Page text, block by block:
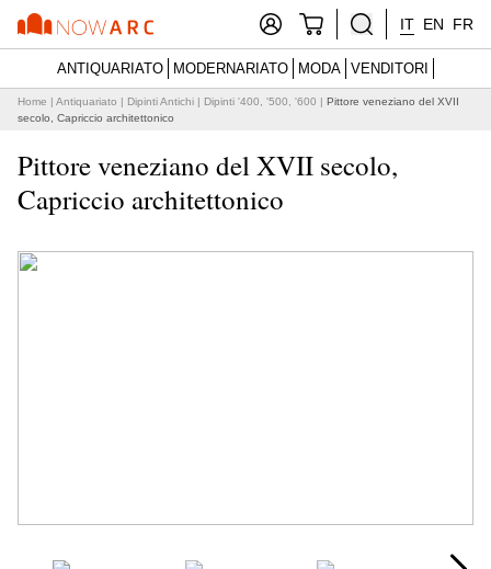
IT EN FR
ANTIQUARIATO MODERNARIATO MODA VENDITORI
Home | Antiquariato | Dipinti Antichi | Dipinti '400, '500, '600 | Pittore veneziano del XVII
secolo, Capriccio architettonico
Pittore veneziano del XVII secolo,
Capriccio architettonico